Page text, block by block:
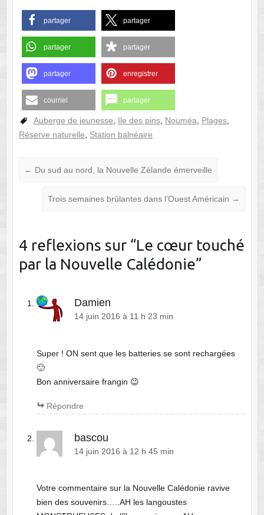
partager partager
partager partager
partager enregistrer
courriel partager
Auberge de jeunesse, Ile des pins, Nouméa, Plages,
Réserve naturelle, Station balnéaire
← Du sud au nord, la Nouvelle Zélande émerveille
Trois semaines brûlantes dans l’Ouest Américain →
4 reflexions sur “Le cœur touché
par la Nouvelle Calédonie”
Damien
14 juin 2016 à 11 h 23 min
Super ! ON sent que les batteries se sont rechargées
🙂
Bon anniversaire frangin 😉
Répondre
bascou
14 juin 2016 à 12 h 45 min
Votre commentaire sur la Nouvelle Calédonie ravive
bien des souvenirs…..AH les langoustes